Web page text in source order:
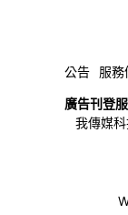
公告 服務
廣告刊登
我傳媒